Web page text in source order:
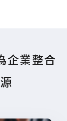
業整合